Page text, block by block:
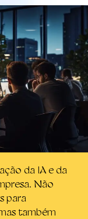
da IA e da
Não
para
também